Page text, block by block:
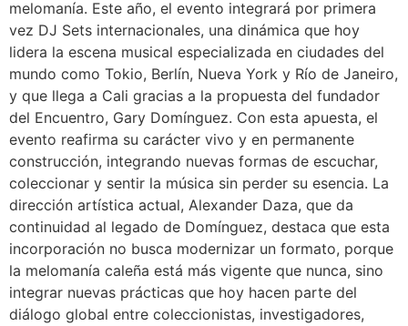
melomanía. Este año, el evento integrará por primera
vez DJ Sets internacionales, una dinámica que hoy
lidera la escena musical especializada en ciudades del
mundo como Tokio, Berlín, Nueva York y Río de Janeiro,
y que llega a Cali gracias a la propuesta del fundador
del Encuentro, Gary Domínguez. Con esta apuesta, el
evento reafirma su carácter vivo y en permanente
construcción, integrando nuevas formas de escuchar,
coleccionar y sentir la música sin perder su esencia. La
dirección artística actual, Alexander Daza, que da
continuidad al legado de Domínguez, destaca que esta
incorporación no busca modernizar un formato, porque
la melomanía caleña está más vigente que nunca, sino
integrar nuevas prácticas que hoy hacen parte del
diálogo global entre coleccionistas, investigadores,